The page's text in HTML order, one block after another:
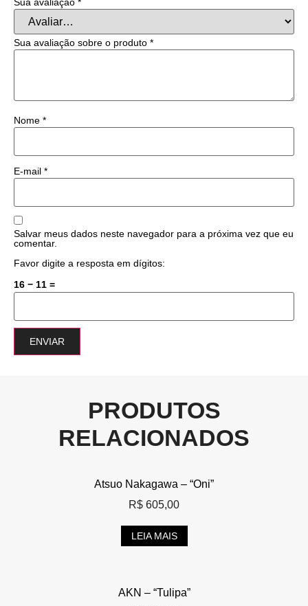
Sua avaliação *
Sua avaliação sobre o produto *
Nome *
E-mail *
Salvar meus dados neste navegador para a próxima vez que eu
comentar.
Favor digite a resposta em dígitos:
16 − 11 =
PRODUTOS
RELACIONADOS
Atsuo Nakagawa – “Oni”
R$ 605,00
LEIA MAIS
AKN – “Tulipa”